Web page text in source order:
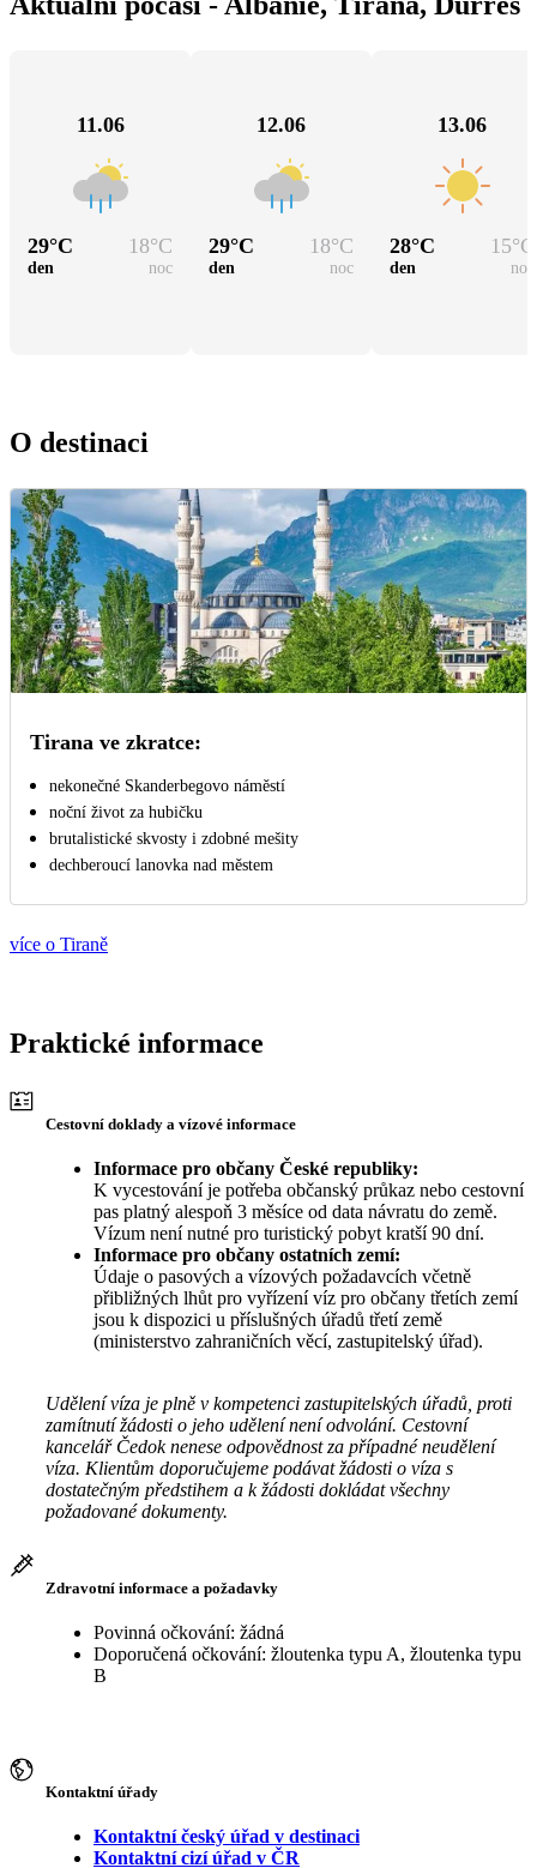
11.06
29°C 18°C
den noc
12.06
29°C 18°C
den noc
13.06
28°C 15°C
den noc
O destinaci
Tirana ve zkratce:
nekonečné Skanderbegovo náměstí
noční život za hubičku
brutalistické skvosty i zdobné mešity
dechberoucí lanovka nad městem
více o Tiraně
Praktické informace
Cestovní doklady a vízové informace
Informace pro občany České republiky:
K vycestování je potřeba občanský průkaz nebo cestovní
pas platný alespoň 3 měsíce od data návratu do země.
Vízum není nutné pro turistický pobyt kratší 90 dní.
Informace pro občany ostatních zemí:
Údaje o pasových a vízových požadavcích včetně
přibližných lhůt pro vyřízení víz pro občany třetích zemí
jsou k dispozici u příslušných úřadů třetí země
(ministerstvo zahraničních věcí, zastupitelský úřad).
Udělení víza je plně v kompetenci zastupitelských úřadů, proti
zamítnutí žádosti o jeho udělení není odvolání. Cestovní
kancelář Čedok nenese odpovědnost za případné neudělení
víza. Klientům doporučujeme podávat žádosti o víza s
dostatečným předstihem a k žádosti dokládat všechny
požadované dokumenty.
Zdravotní informace a požadavky
Povinná očkování: žádná
Doporučená očkování: žloutenka typu A, žloutenka typu
B
Kontaktní úřady
Kontaktní český úřad v destinaci
Kontaktní cizí úřad v ČR